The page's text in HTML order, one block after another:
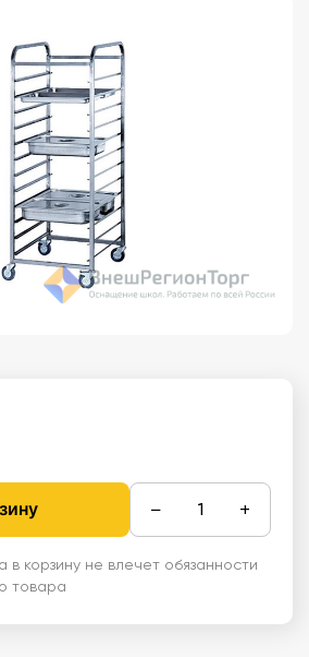
− +
в корзину не влечет обязанности
товара